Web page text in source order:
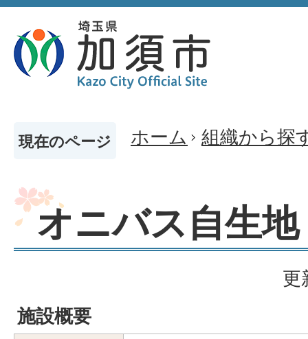
現在のページ ホーム 組織から探
オニバス自生地
更
施設概要